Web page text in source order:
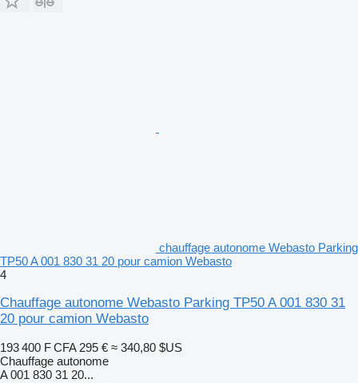
chauffage autonome Webasto Parking
TP50 A 001 830 31 20 pour camion Webasto
4
Chauffage autonome Webasto Parking TP50 A 001 830 31
20 pour camion Webasto
193 400 F CFA 295 € ≈ 340,80 $US
Chauffage autonome
A 001 830 31 20...